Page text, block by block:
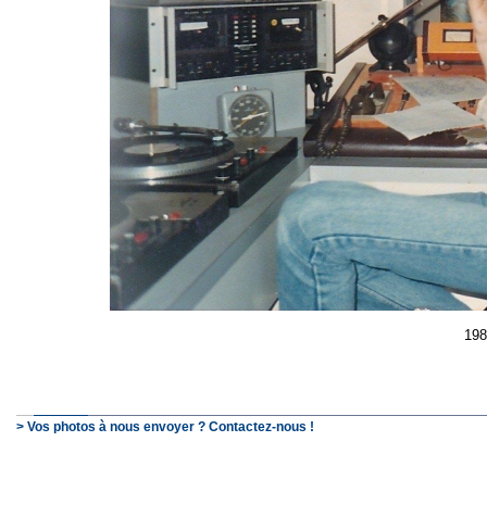
> Vos photos à nous envoyer ? Contactez-nous !